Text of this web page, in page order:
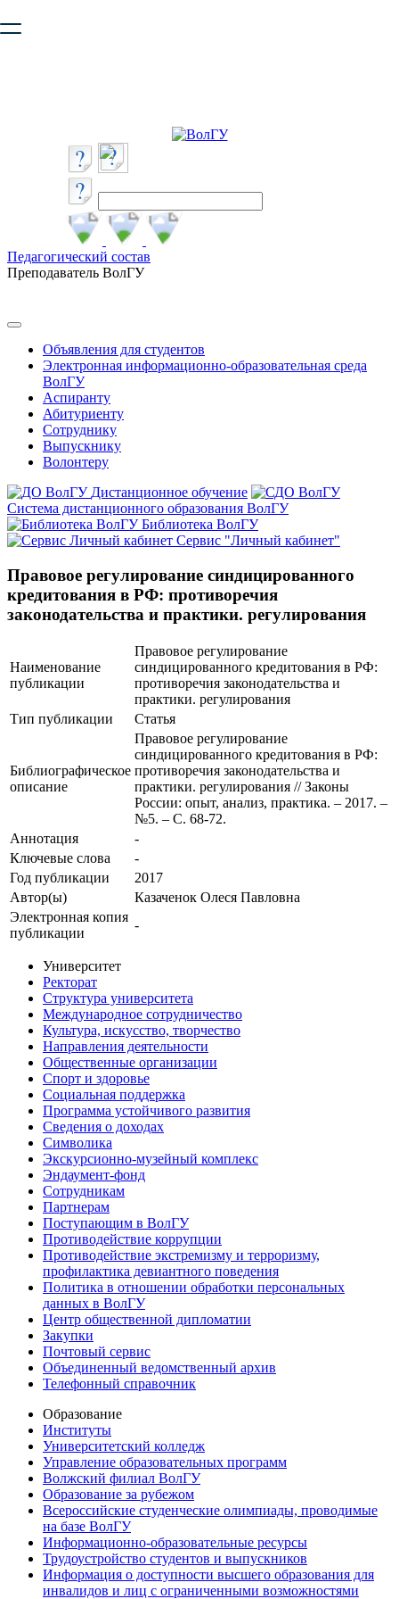
безопасную работу с сайтом. Пожалуйста
Педагогический состав
Преподаватель ВолГУ
Объявления для студентов
Электронная информационно-образовательная среда
ВолГУ
Аспиранту
Абитуриенту
Сотруднику
Выпускнику
Волонтеру
Дистанционное обучение
Система дистанционного образования ВолГУ
Библиотека ВолГУ
Сервис "Личный кабинет"
Правовое регулирование синдицированного
кредитования в РФ: противоречия
законодательства и практики. регулирования
Наименование
публикации
Правовое регулирование
синдицированного кредитования в РФ:
противоречия законодательства и
практики. регулирования
Тип публикации
Статья
Библиографическое
описание
Правовое регулирование
синдицированного кредитования в РФ:
противоречия законодательства и
практики. регулирования // Законы
России: опыт, анализ, практика. – 2017. –
№5. – С. 68-72.
Аннотация
-
Ключевые cлова
-
Год публикации
2017
Автор(ы)
Казаченок Олеся Павловна
Электронная копия
публикации
-
Университет
Ректорат
Структура университета
Международное сотрудничество
Культура, искусство, творчество
Направления деятельности
Общественные организации
Спорт и здоровье
Социальная поддержка
Программа устойчивого развития
Сведения о доходах
Символика
Экскурсионно-музейный комплекс
Эндаумент-фонд
Сотрудникам
Партнерам
Поступающим в ВолГУ
Противодействие коррупции
Противодействие экстремизму и терроризму,
профилактика девиантного поведения
Политика в отношении обработки персональных
данных в ВолГУ
Центр общественной дипломатии
Закупки
Почтовый сервис
Объединенный ведомственный архив
Телефонный справочник
Образование
Институты
Университетский колледж
Управление образовательных программ
Волжский филиал ВолГУ
Образование за рубежом
Всероссийские студенческие олимпиады, проводимые
на базе ВолГУ
Информационно-образовательные ресурсы
Трудоустройство студентов и выпускников
Информация о доступности высшего образования для
инвалидов и лиц с ограниченными возможностями